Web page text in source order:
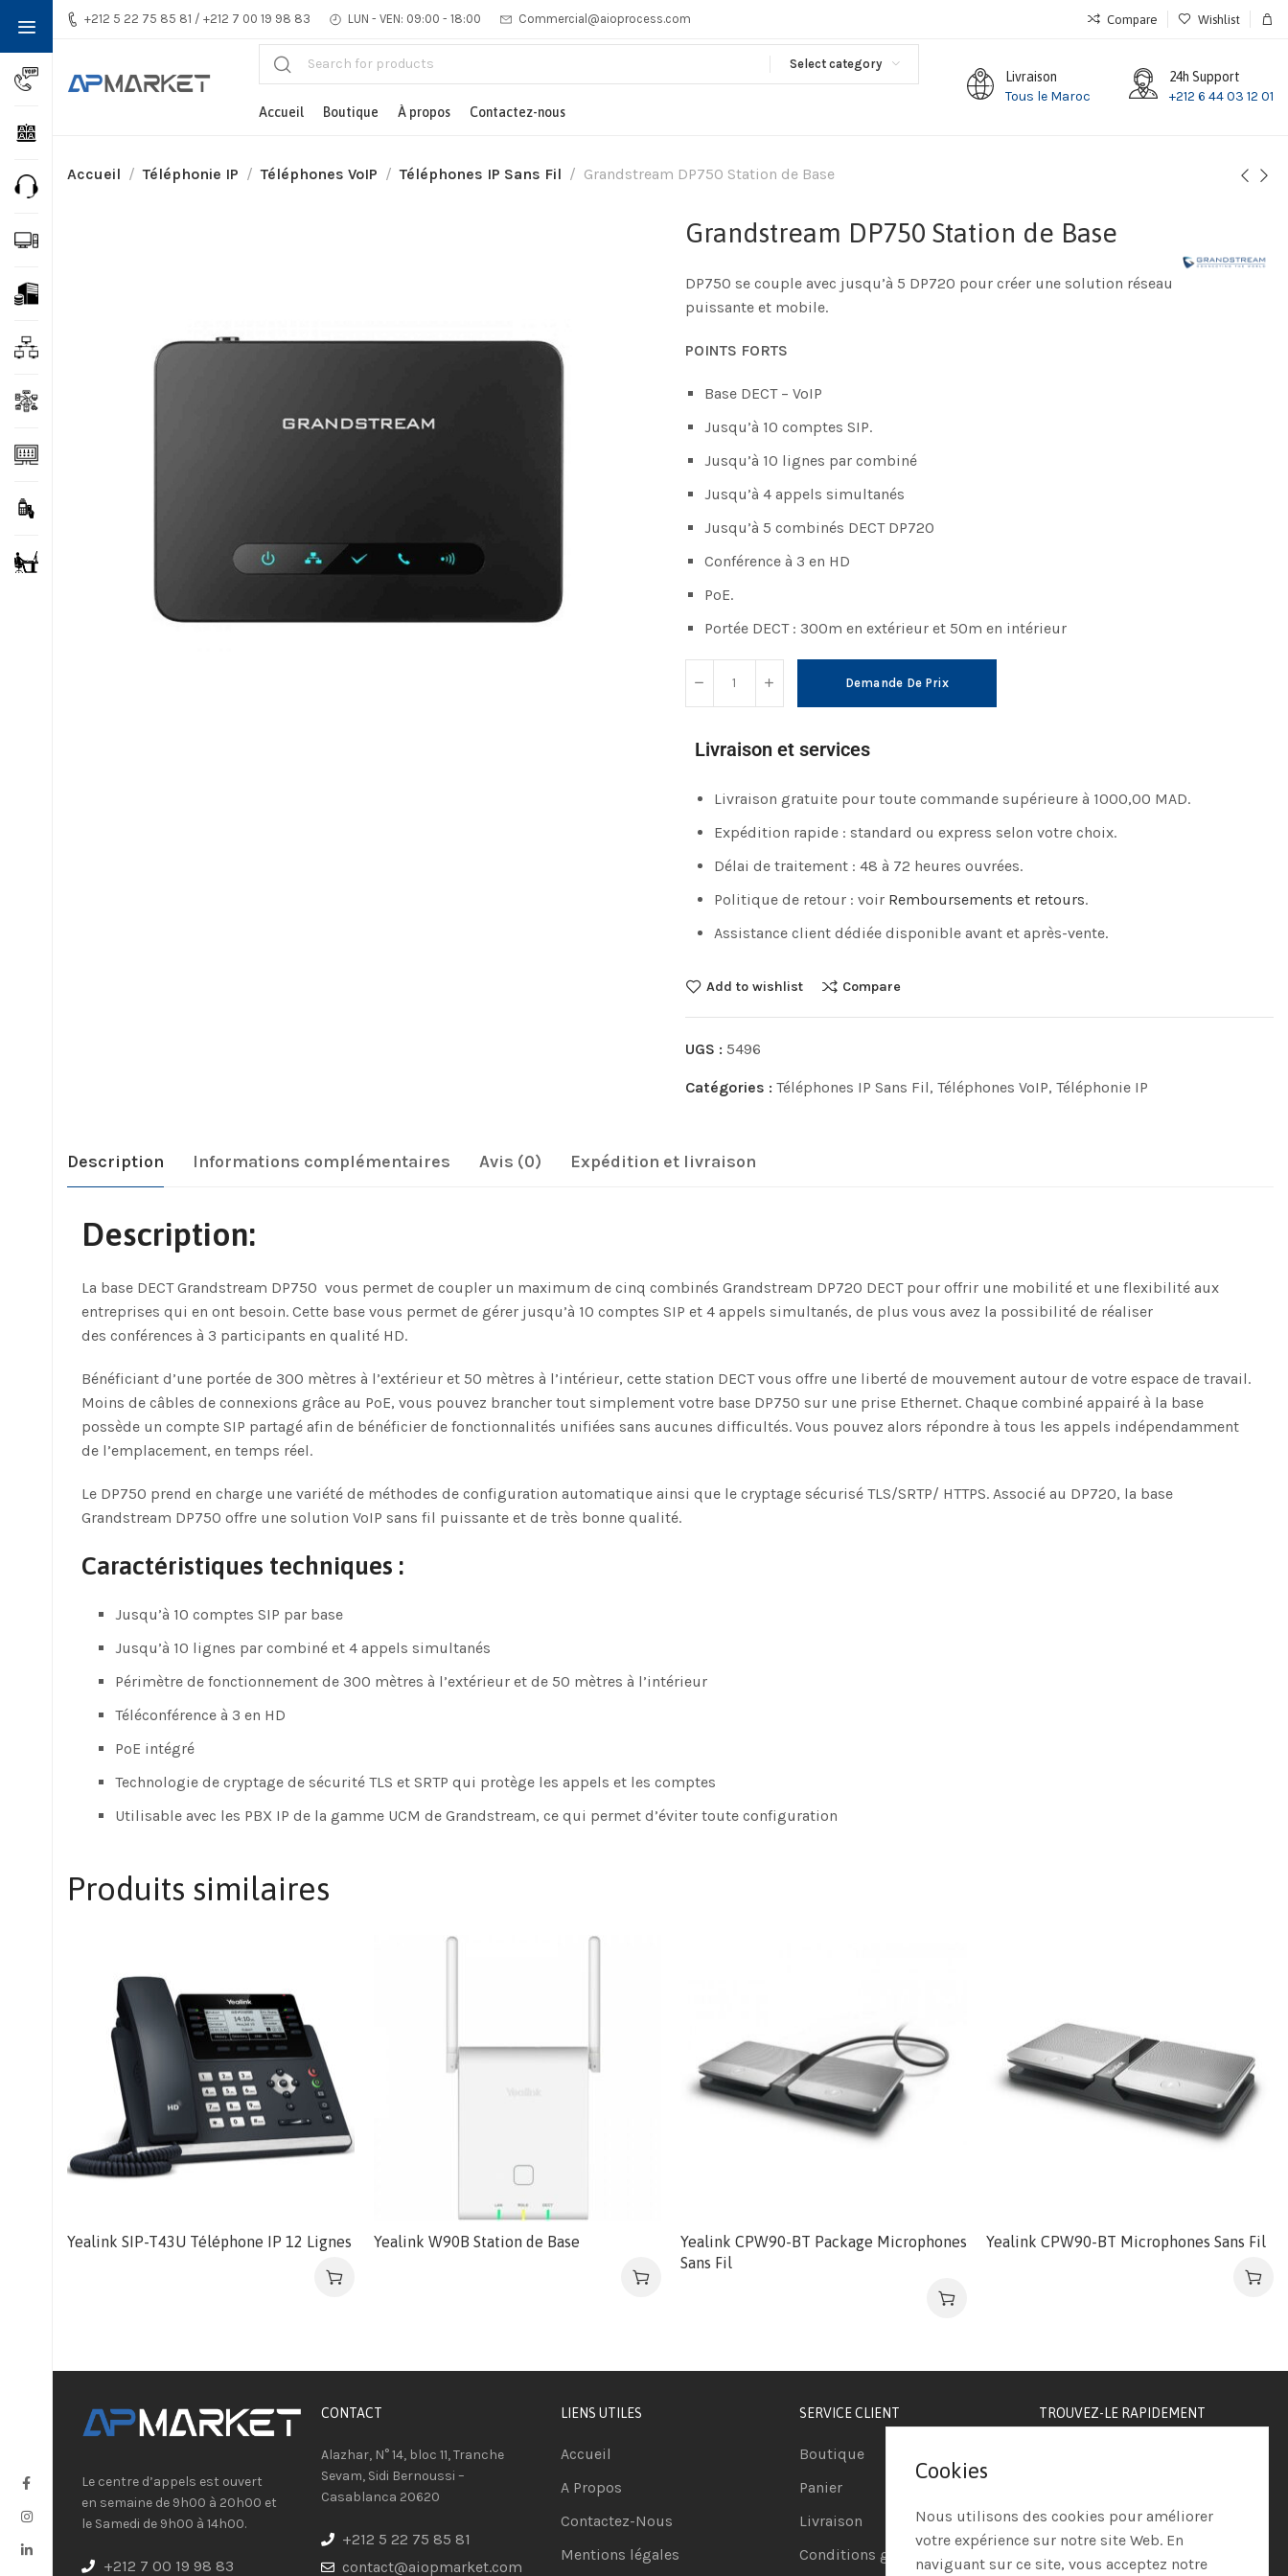
+212 5 22 75 85 81 / +212 7 00 19 98 83 LUN - VEN: 09:00 - 18:00 Commercial@aioprocess.com Compare Wishlist
Select category
Accueil Boutique À propos Contactez-nous
Livraison
Tous le Maroc
24h Support
+212 6 44 03 12 01
Accueil Téléphonie IP Téléphones VoIP Téléphones IP Sans Fil Grandstream DP750 Station de Base
Grandstream DP750 Station de Base
DP750 se couple avec jusqu’à 5 DP720 pour créer une solution réseau
puissante et mobile.
POINTS FORTS
Base DECT – VoIP
Jusqu’à 10 comptes SIP.
Jusqu’à 10 lignes par combiné
Jusqu’à 4 appels simultanés
Jusqu’à 5 combinés DECT DP720
Conférence à 3 en HD
PoE.
Portée DECT : 300m en extérieur et 50m en intérieur
Demande De Prix
Livraison et services
Livraison gratuite pour toute commande supérieure à 1000,00 MAD.
Expédition rapide : standard ou express selon votre choix.
Délai de traitement : 48 à 72 heures ouvrées.
Politique de retour : voir Remboursements et retours.
Assistance client dédiée disponible avant et après-vente.
Add to wishlist Compare
UGS : 5496
Catégories : Téléphones IP Sans Fil, Téléphones VoIP, Téléphonie IP
Description Informations complémentaires Avis (0) Expédition et livraison
Description:
La base DECT Grandstream DP750 vous permet de coupler un maximum de cinq combinés Grandstream DP720 DECT pour offrir une mobilité et une flexibilité aux
entreprises qui en ont besoin. Cette base vous permet de gérer jusqu’à 10 comptes SIP et 4 appels simultanés, de plus vous avez la possibilité de réaliser
des conférences à 3 participants en qualité HD.
Bénéficiant d’une portée de 300 mètres à l’extérieur et 50 mètres à l’intérieur, cette station DECT vous offre une liberté de mouvement autour de votre espace de travail.
Moins de câbles de connexions grâce au PoE, vous pouvez brancher tout simplement votre base DP750 sur une prise Ethernet. Chaque combiné appairé à la base
possède un compte SIP partagé afin de bénéficier de fonctionnalités unifiées sans aucunes difficultés. Vous pouvez alors répondre à tous les appels indépendamment
de l’emplacement, en temps réel.
Le DP750 prend en charge une variété de méthodes de configuration automatique ainsi que le cryptage sécurisé TLS/SRTP/ HTTPS. Associé au DP720, la base
Grandstream DP750 offre une solution VoIP sans fil puissante et de très bonne qualité.
Caractéristiques techniques :
Jusqu’à 10 comptes SIP par base
Jusqu’à 10 lignes par combiné et 4 appels simultanés
Périmètre de fonctionnement de 300 mètres à l’extérieur et de 50 mètres à l’intérieur
Téléconférence à 3 en HD
PoE intégré
Technologie de cryptage de sécurité TLS et SRTP qui protège les appels et les comptes
Utilisable avec les PBX IP de la gamme UCM de Grandstream, ce qui permet d’éviter toute configuration
Produits similaires
Yealink SIP-T43U Téléphone IP 12 Lignes Yealink W90B Station de Base
Yealink CPW90-BT Package Microphones
Sans Fil
Yealink CPW90-BT Microphones Sans Fil
Le centre d’appels est ouvert
en semaine de 9h00 à 20h00 et
le Samedi de 9h00 à 14h00.
+212 7 00 19 98 83
CONTACT​
Alazhar, N° 14, bloc 11, Tranche
Sevam, Sidi Bernoussi –
Casablanca 20620
+212 5 22 75 85 81
contact@aiopmarket.com
LIENS UTILES
Accueil
A Propos
Contactez-Nous
Mentions légales
SERVICE CLIENT
Boutique
Panier
Livraison
Conditions générales de vente
TROUVEZ-LE RAPIDEMENT
Casques
Ordinateurs
Cookies
Nous utilisons des cookies pour améliorer
votre expérience sur notre site Web. En
naviguant sur ce site, vous acceptez notre